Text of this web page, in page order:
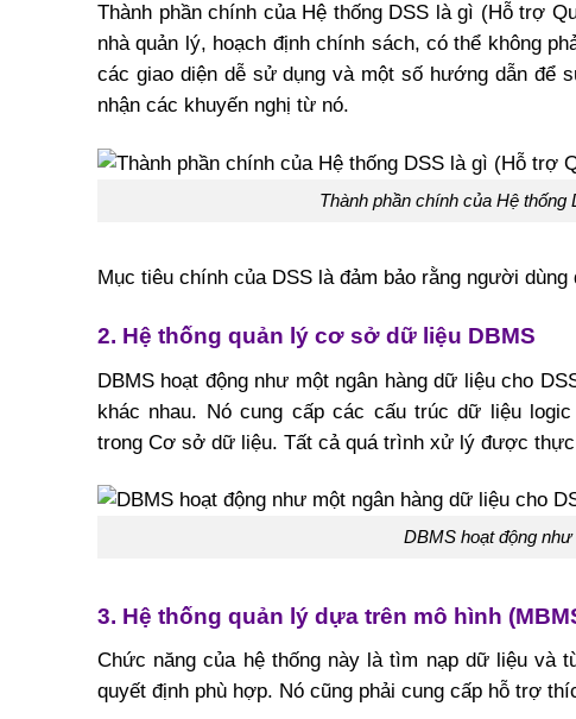
Thành phần chính của Hệ thống DSS là gì (Hỗ trợ
nhà quản lý, hoạch định chính sách, có thể không
các giao diện dễ sử dụng và một số hướng dẫn để
nhận các khuyến nghị từ nó.
Thành phần chính của Hệ
Mục tiêu chính của DSS là đảm bảo rằng người
2. Hệ thống quản lý cơ sở dữ liệu DBMS
DBMS hoạt động như một ngân hàng dữ liệu cho
khác nhau. Nó cung cấp các cấu trúc dữ liệu
trong Cơ sở dữ liệu. Tất cả quá trình xử lý được
DBMS hoạt động
3. Hệ thống quản lý dựa trên mô hình
Chức năng của hệ thống này là tìm nạp dữ liệu và
quyết định phù hợp. Nó cũng phải cung cấp hỗ trợ